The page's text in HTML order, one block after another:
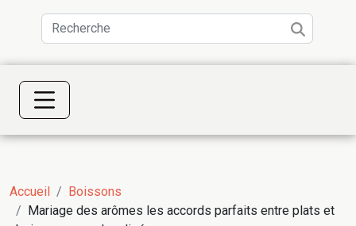
Accueil
Boissons
Mariage des arômes les accords parfaits entre plats et